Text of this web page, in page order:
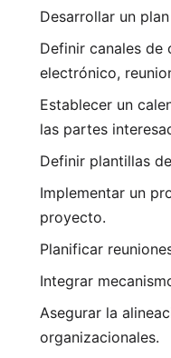
Desarrollar un
Definir canales de
electrónico,
Establecer un
las partes
Definir plantillas
Implementar un
proyecto.
Planificar
Integrar
Asegurar la
organizacionales.